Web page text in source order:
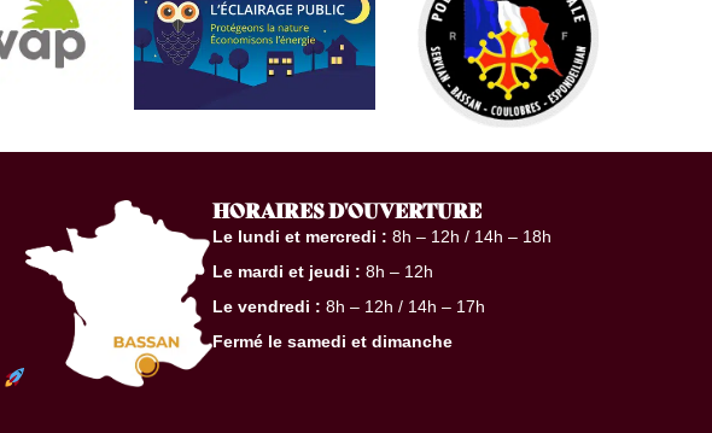
HORAIRES D'OUVERTURE
Le lundi et mercredi : 8h – 12h / 14h – 18h
Le mardi et jeudi : 8h – 12h
Le vendredi : 8h – 12h / 14h – 17h
Fermé le samedi et dimanche